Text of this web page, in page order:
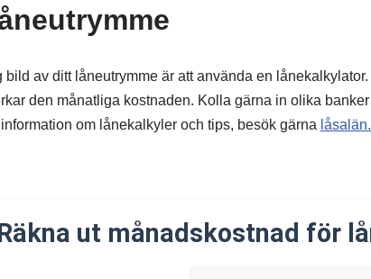
bild av ditt låneutrymme är att använda en
den månatliga kostnaden. Kolla gärna in olika
om lånekalkyler och tips, besök gärna
ut månadskostnad för